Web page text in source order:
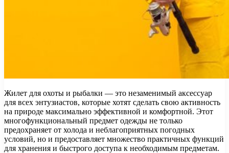
Жилет для охоты и рыбалки — это незаменимый аксессуар
для всех энтузиастов, которые хотят сделать свою активность
на природе максимально эффективной и комфортной. Этот
многофункциональный предмет одежды не только
предохраняет от холода и неблагоприятных погодных
условий, но и предоставляет множество практичных функций
для хранения и быстрого доступа к необходимым предметам.